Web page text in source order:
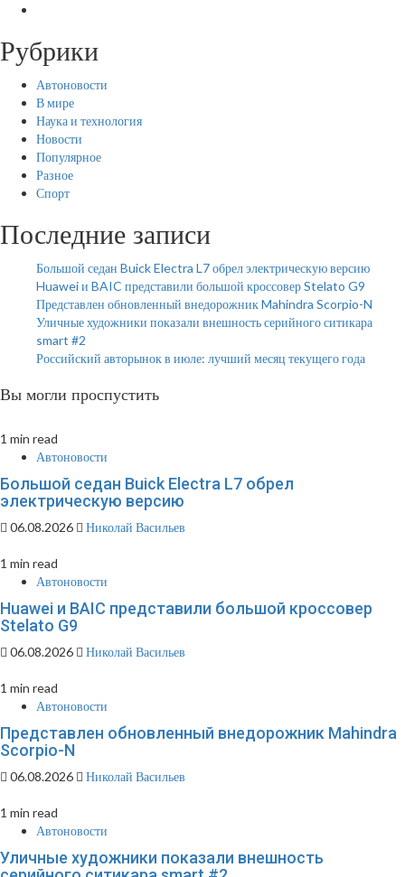
Рубрики
Автоновости
В мире
Наука и технология
Новости
Популярное
Разное
Спорт
Последние записи
Большой седан Buick Electra L7 обрел электрическую версию
Huawei и BAIC представили большой кроссовер Stelato G9
Представлен обновленный внедорожник Mahindra Scorpio-N
Уличные художники показали внешность серийного ситикара
smart #2
Российский авторынок в июле: лучший месяц текущего года
Вы могли проспустить
1 min read
Автоновости
Большой седан Buick Electra L7 обрел
электрическую версию
06.08.2026 Николай Васильев
1 min read
Автоновости
Huawei и BAIC представили большой кроссовер
Stelato G9
06.08.2026 Николай Васильев
1 min read
Автоновости
Представлен обновленный внедорожник Mahindra
Scorpio-N
06.08.2026 Николай Васильев
1 min read
Автоновости
Уличные художники показали внешность